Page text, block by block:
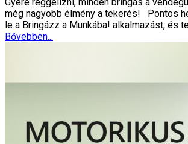
még nagyobb élmény a tekerés!️ Pontos
le a Bringázz a Munkába! alkalmazást, és
Bővebben...